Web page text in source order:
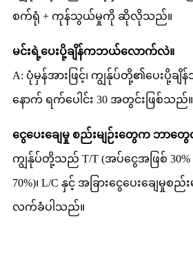
စက်ရုံ + ကုန်သွယ်မှုကို ဆိုလိုသည်။
မင်းရဲ့ပေးပို့ချိန်ကဘယ်လောက်လဲ။
A: ပုံမှန်အားဖြင့်၊ ကျွန်ုပ်တို့၏ပေးပို့ခ
နောက် ရက်ပေါင်း 30 အတွင်းဖြစ်သည်။
ငွေပေးချေမှု စည်းမျဉ်းတွေက ဘာတွ
ကျွန်ုပ်တို့သည် T/T (အပ်ငွေအဖြစ် 30%
70%)၊ L/C နှင့် အခြားငွေပေးချေမှုစ
လက်ခံပါသည်။